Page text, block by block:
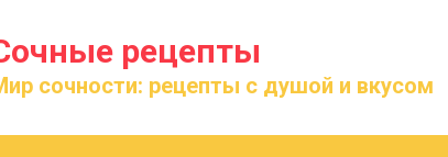
рецепты
сочности: рецепты с душой и вкусом